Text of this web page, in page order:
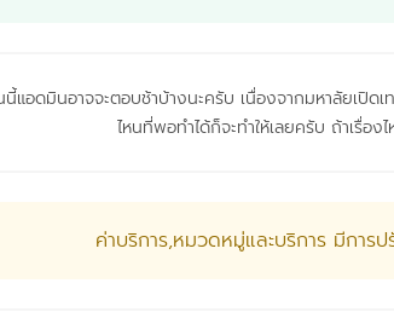
แอดมินอาจจะตอบช้าบ้างนะครับ เนื่องจากมหาลัยเปิด
ไหนที่พอทำได้ก็จะทำให้เลยครับ ถ้าเรื่
ค่าบริการ,หมวดหมู่และบริการ มีการ